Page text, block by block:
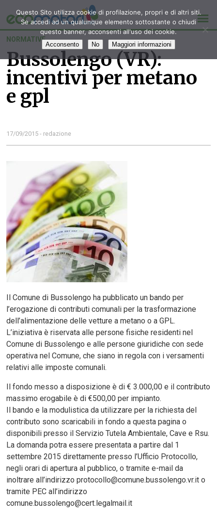
NORMATIVE
Bussolengo (VR):
incentivi per metano
e gpl
17/09/2015 - redazione
Il Comune di Bussolengo ha pubblicato un bando per
l’erogazione di contributi comunali per la trasformazione
dell’alimentazione delle vetture a metano o a GPL.
L’iniziativa è riservata alle persone fisiche residenti nel
Comune di Bussolengo e alle persone giuridiche con sede
operativa nel Comune, che siano in regola con i versamenti
relativi alle imposte comunali.
Il fondo messo a disposizione è di € 3.000,00 e il contributo
massimo erogabile è di €500,00 per impianto.
Il bando e la modulistica da utilizzare per la richiesta del
contributo sono scaricabili in fondo a questa pagina o
disponibili presso il Servizio Tutela Ambientale, Cave e Rsu.
La domanda potra essere presentata a partire dal 1
settembre 2015 direttamente presso l’Ufficio Protocollo,
negli orari di apertura al pubblico, o tramite e-mail da
inoltrare all’indirizzo protocollo@comune.bussolengo.vr.it o
tramite PEC all’indirizzo
comune.bussolengo@cert.legalmail.it
Questo Sito utilizza cookie di profilazione, propri e di altri siti.
Se accedi ad un qualunque elemento sottostante o chiudi
questo banner, acconsenti all'uso dei cookie.
Acconsento No Maggiori informazioni